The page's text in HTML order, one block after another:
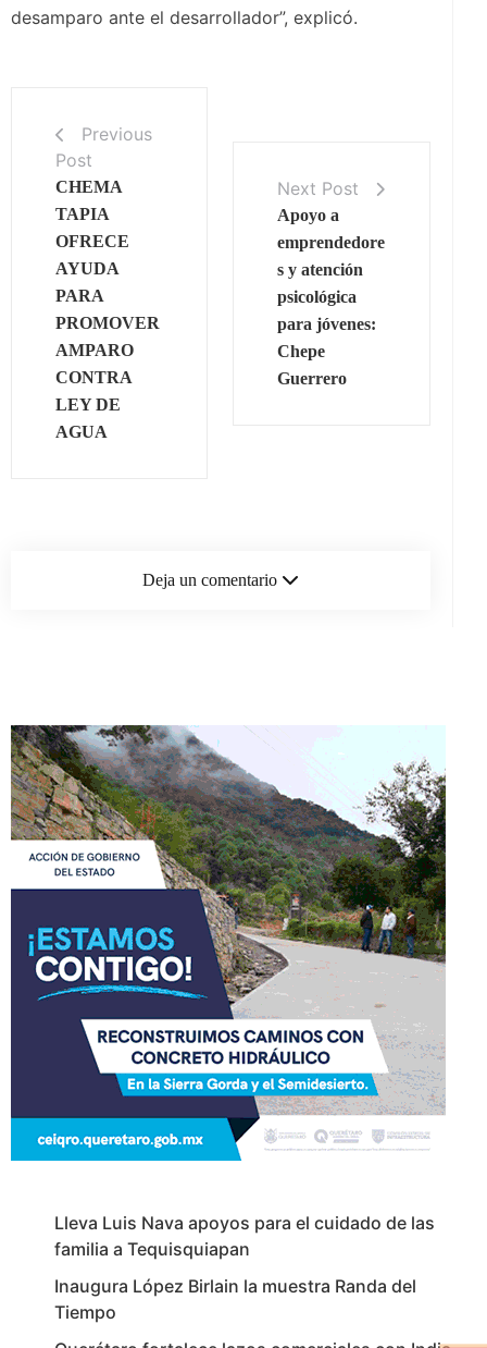
desamparo ante el desarrollador”, explicó.
Previous
Post
CHEMA
TAPIA
OFRECE
AYUDA
PARA
PROMOVER
AMPARO
CONTRA
LEY DE
AGUA
Next Post
Apoyo a
emprendedore
s y atención
psicológica
para jóvenes:
Chepe
Guerrero
Deja un comentario
Lleva Luis Nava apoyos para el cuidado de las
familia a Tequisquiapan
Inaugura López Birlain la muestra Randa del
Tiempo